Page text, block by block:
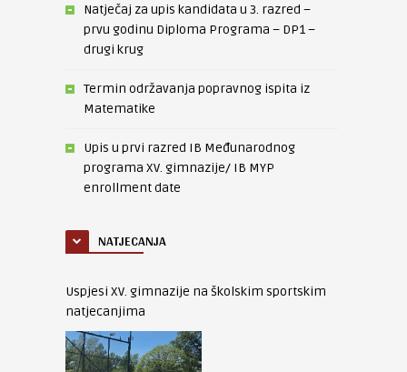
Natječaj za upis kandidata u 3. razred –
prvu godinu Diploma Programa – DP1 –
drugi krug
Termin održavanja popravnog ispita iz
Matematike
Upis u prvi razred IB Međunarodnog
programa XV. gimnazije/ IB MYP
enrollment date
NATJECANJA
Uspjesi XV. gimnazije na školskim sportskim
natjecanjima